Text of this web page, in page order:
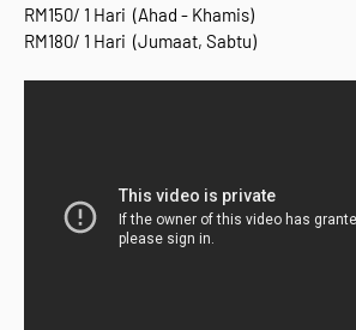
RM150/ 1 Hari (Ahad - Khamis)
RM180/ 1 Hari (Jumaat, Sabtu)